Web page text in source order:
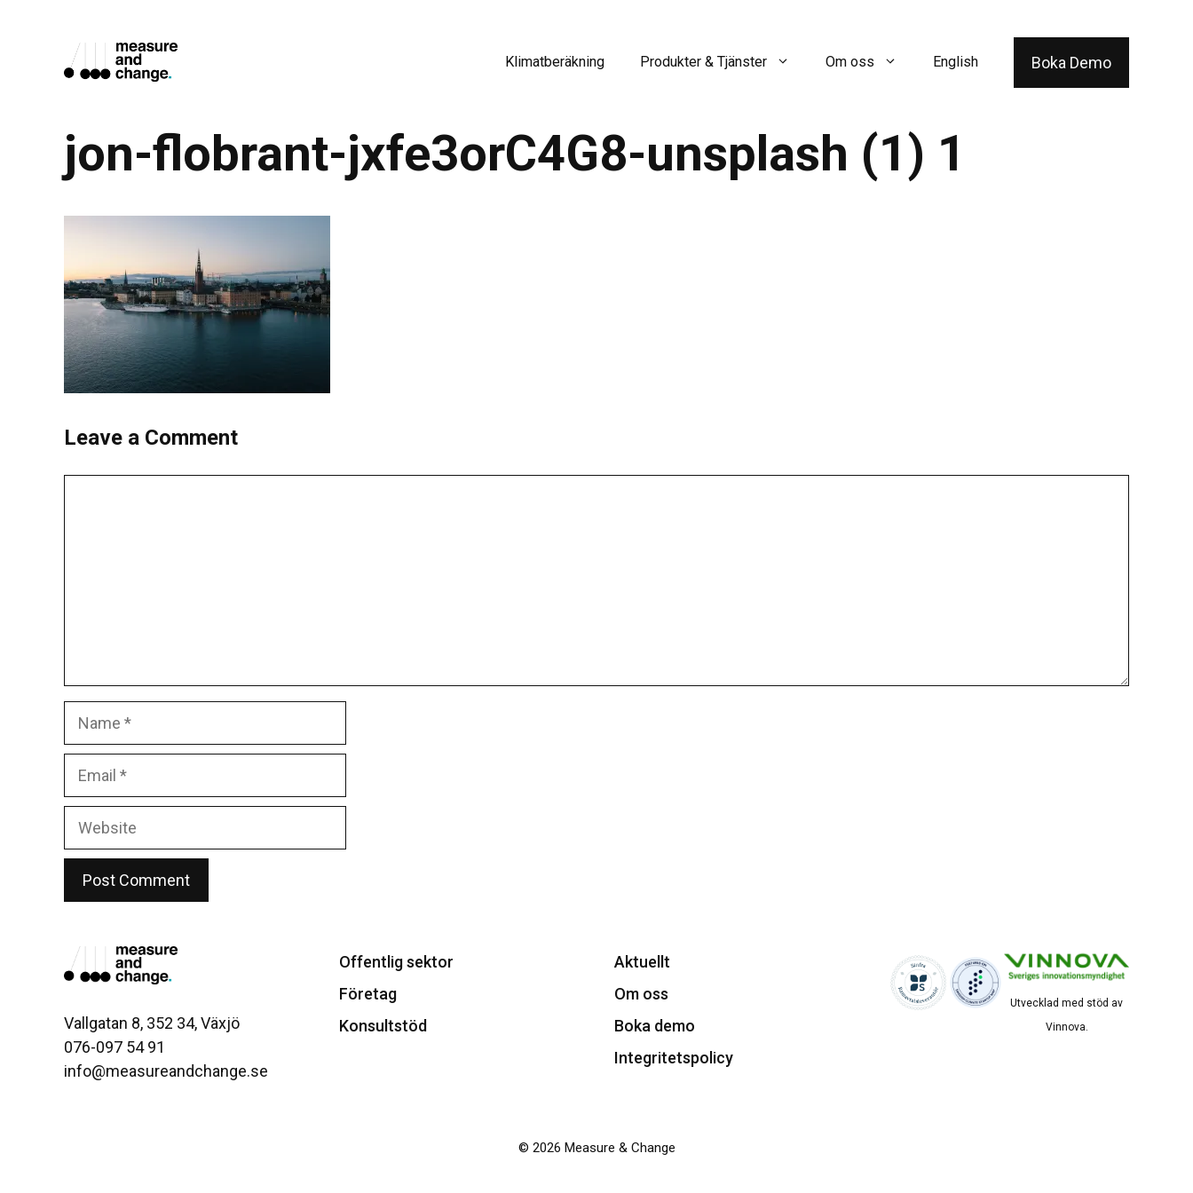
Klimatberäkning Produkter & Tjänster Om oss English Boka Demo
jon-flobrant-jxfe3orC4G8-unsplash (1) 1
Leave a Comment
Website
Vallgatan 8, 352 34, Växjö
076-097 54 91
info@measureandchange.se
Offentlig sektor
Företag
Konsultstöd
Aktuellt
Om oss
Boka demo
Integritetspolicy
Utvecklad med stöd av
Vinnova.